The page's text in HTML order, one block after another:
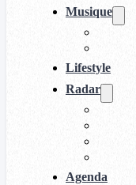
Musique
Lifestyle
Radar
Agenda